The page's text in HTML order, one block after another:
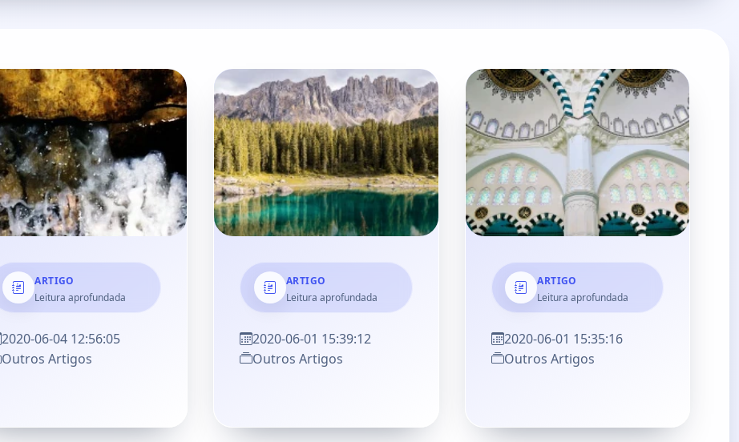
ARTIGO
Leitura aprofundada
2020-06-04 12:56:05
Outros Artigos
ARTIGO
Leitura aprofundada
2020-06-01 15:39:12
Outros Artigos
ARTIGO
Leitura aprofundada
2020-06-01 15:35:16
Outros Artigos